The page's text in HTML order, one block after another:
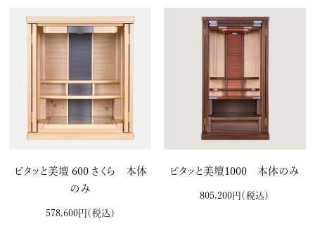
ピタッと美壇 600 さくら 本体
のみ
578,600円 （税込）
ピタッと美壇1000 本体のみ
805,200円 （税込）